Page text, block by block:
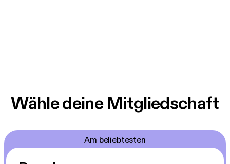
Wähle deine Mitgliedschaft
Am beliebtesten